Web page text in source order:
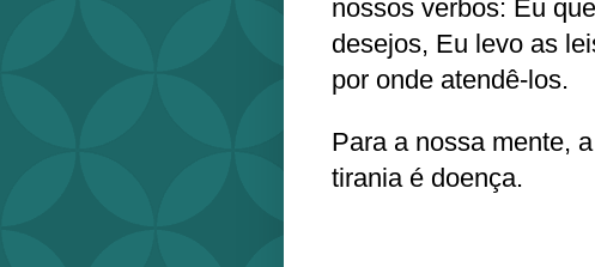
nossos verbos: Eu
desejos, Eu levo as
por onde atendê-los.
Para a nossa mente,
tirania é doença.